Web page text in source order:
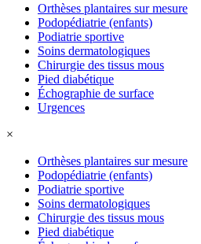
Orthèses plantaires sur mesure
Podopédiatrie (enfants)
Podiatrie sportive
Soins dermatologiques
Chirurgie des tissus mous
Pied diabétique
Échographie de surface
Urgences
×
Orthèses plantaires sur mesure
Podopédiatrie (enfants)
Podiatrie sportive
Soins dermatologiques
Chirurgie des tissus mous
Pied diabétique